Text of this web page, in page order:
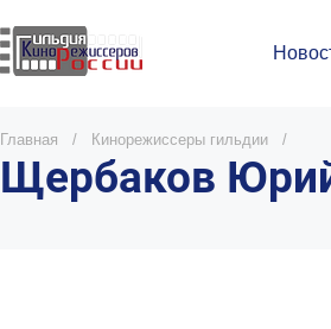
Главная / Кинорежиссеры гильдии /
Щербаков